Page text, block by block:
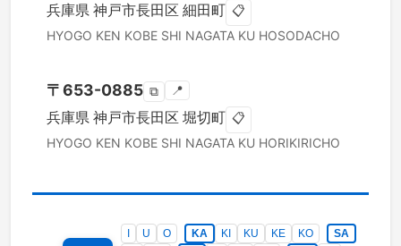
兵庫県 神戸市長田区 細田町 📋
HYOGO KEN KOBE SHI NAGATA KU HOSODACHO
〒653-0885 ⧉ 📍
兵庫県 神戸市長田区 堀切町 📋
HYOGO KEN KOBE SHI NAGATA KU HORIKIRICHO
U O KA KI KU KE KO
SA